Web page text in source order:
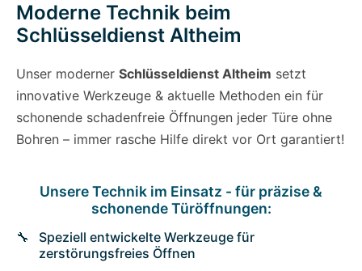
Moderne Technik beim
Schlüsseldienst Altheim
Unser moderner Schlüsseldienst Altheim setzt
innovative Werkzeuge & aktuelle Methoden ein für
schonende schadenfreie Öffnungen jeder Türe ohne
Bohren – immer rasche Hilfe direkt vor Ort garantiert!
Unsere Technik im Einsatz - für präzise &
schonende Türöffnungen:
Speziell entwickelte Werkzeuge für
zerstörungsfreies Öffnen